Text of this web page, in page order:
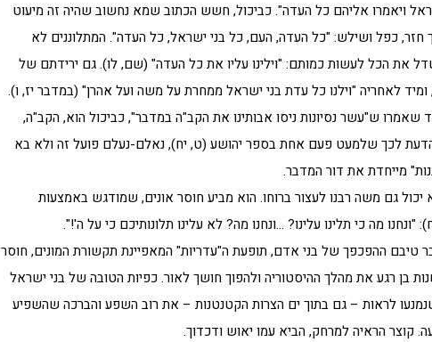
ויאמרו אליהם כל העדה". כביכול, חשש הכתוב שמא נחשוב שהיה זה מיעוט
חזר, כפל ושילש: "כל העדה, העם, כל בני ישראל, כל העדה". המתלוננים לא
את הכל לעשות כמותם: "וילינו עליו את כל העדה" (שם, לו). גם ירידתם של
לאחריה "וילנו כל עדת בני ישראל ממחרת על משה ועל אהרן" (במדבר יז, ו).
שאמרו ש"עשר נסיונות ניסו אבותינו את הקב"ה במדבר", כביכול הוא, הקב"ה,
לכך שלמעט פעם אחת בספר יהושע (ט, יח), נאלם-נעלם פועל זה ולא בא
מייחדת את דור המדבר.
יכול גם משה רבנו לעצור ברוחו. הוא מביע חוסר אונים, שמודגש באמצעות
מה כי תלינו עלינו? …ונחנו מה? לא עלינו תלונותיכם כי על ה'!".
טיבם ההפכפך של בני אדם, תופעת ה"עדריות" המאפיינת תקשורת המונים, חוסר
בן רגע את מהלך ההיסטוריה ולהפוך חושך לאור. כפיות הטובה של בני ישראל
לראות – גם בתוך ים הצרות הקטנטנות – את רוב השפע והברכה שהשפיע
קוצר הראיה למרחק, הביא עמו יאוש ודכדוך.